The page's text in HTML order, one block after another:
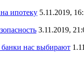
ипотеку 5.11.2019,
3.11.2019,
нас выбирают